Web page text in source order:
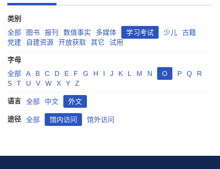
类别
全部
图书 报刊 数值事实 多媒体 学习考试 少儿
古籍
党建
自建资源 开放获取 其它 试用
字母
全部
A B C D E F G H I J K L M N O P Q
R
S
T U V W X Y Z
语言 全部 中文 外文
途径 全部 馆内访问 馆外访问